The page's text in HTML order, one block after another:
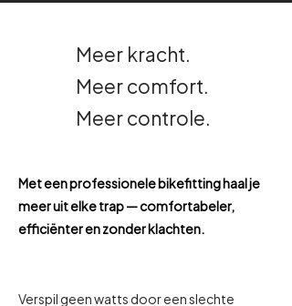
Meer kracht.
Meer comfort.
Meer controle.
Met een professionele bikefitting haal je
meer uit elke trap — comfortabeler,
efficiënter en zonder klachten.
Verspil geen watts door een slechte